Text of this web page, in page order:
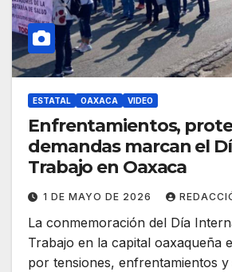
ESTATAL OAXACA VIDEO
Enfrentamientos,
demandas marcan el
Trabajo en Oaxaca
1 DE MAYO DE 2026
La conmemoración del Día
Trabajo en la capital oaxaqueña
por tensiones, enfrentamientos y